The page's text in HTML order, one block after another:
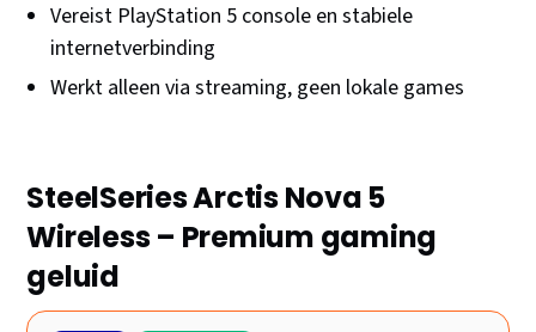
Vereist PlayStation 5 console en stabiele
internetverbinding
Werkt alleen via streaming, geen lokale games
SteelSeries Arctis Nova 5
Wireless – Premium gaming
geluid